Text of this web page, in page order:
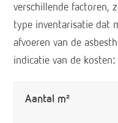
verschillende factoren,
type inventarisatie dat
afvoeren van de
indicatie van de kosten:
Aantal m²